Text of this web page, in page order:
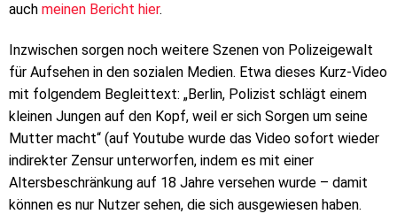
auch meinen Bericht hier.
Inzwischen sorgen noch weitere Szenen von Polizeigewalt
für Aufsehen in den sozialen Medien. Etwa dieses Kurz-Video
mit folgendem Begleittext: „Berlin, Polizist schlägt einem
kleinen Jungen auf den Kopf, weil er sich Sorgen um seine
Mutter macht“ (auf Youtube wurde das Video sofort wieder
indirekter Zensur unterworfen, indem es mit einer
Altersbeschränkung auf 18 Jahre versehen wurde – damit
können es nur Nutzer sehen, die sich ausgewiesen haben.